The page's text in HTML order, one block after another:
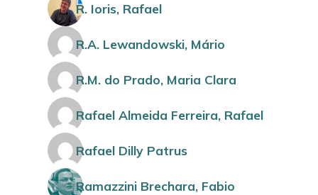
R. Ioris, Rafael
R.A. Lewandowski, Mário
R.M. do Prado, Maria Clara
Rafael Almeida Ferreira, Rafael
Rafael Dilly Patrus
Ramazzini Brechara, Fabio